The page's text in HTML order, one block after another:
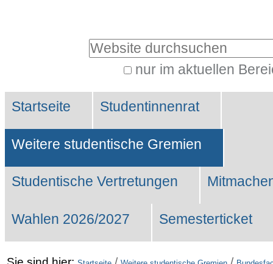
Website durchsuchen
nur im aktuellen
Suche…
Sektionen
Startseite Studentinnenrat
Weitere studentische Gremien
Studentische Vertretungen
Wahlen 2026/2027 Semesterticket